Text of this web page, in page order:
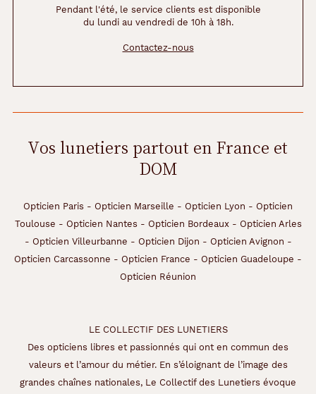
Pendant l'été, le service clients est disponible
du lundi au vendredi de 10h à 18h.
Contactez-nous
Vos lunetiers partout en France et
DOM
Opticien Paris - Opticien Marseille - Opticien Lyon - Opticien
Toulouse - Opticien Nantes - Opticien Bordeaux- Opticien Arles
- Opticien Villeurbanne - Opticien Dijon - Opticien Avignon -
Opticien Carcassonne - Opticien France - Opticien Guadeloupe -
Opticien Réunion
LE COLLECTIF DES LUNETIERS
Des opticiens libres et passionnés qui ont en commun des
valeurs et l’amour du métier. En s’éloignant de l’image des
grandes chaînes nationales, Le Collectif des Lunetiers évoque